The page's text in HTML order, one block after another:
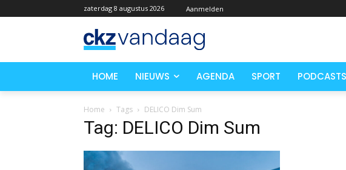
zaterdag 8 augustus 2026 Aanmelden
HOME NIEUWS AGENDA SPORT PODCASTS
Home Tags DELICO Dim Sum
Tag: DELICO Dim Sum